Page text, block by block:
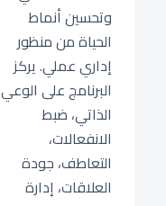
وتحسين أنماط
الحياة من منظور
إداري عملي. يركز
البرنامج على الوعي
الذاتي، ضبط
الانفعالات،
التعاطف، جودة
العلاقات، إدارة